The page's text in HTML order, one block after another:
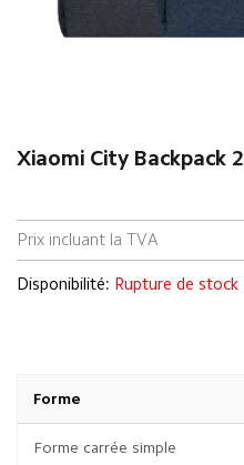
Xiaomi City Backpack 2
Prix incluant la TVA
Disponibilité: Rupture de stock
Forme
Forme carrée simple